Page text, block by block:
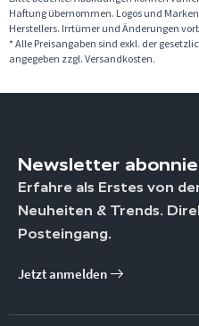
Haftung übernommen. Logos und
Herstellers. Irrtümer und Änderungen
* Alle Preisangaben sind exkl. der
angegeben zzgl. Versandkosten.
Newsletter
Erfahre als Erstes von
Neuheiten & Trends.
Posteingang.
Jetzt anmelden